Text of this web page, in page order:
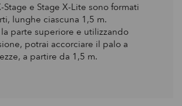
Stage e Stage X-Lite sono formati
lunghe ciascuna 1,5 m.
parte superiore e utilizzando
potrai accorciare il palo a
a partire da 1,5 m.